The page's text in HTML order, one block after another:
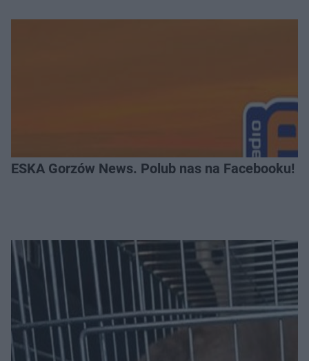
ESKA Gorzów News. Polub nas na Facebooku!